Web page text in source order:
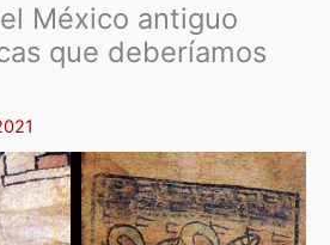
México antiguo
que deberíamos